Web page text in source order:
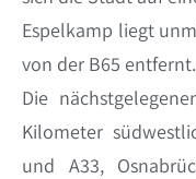
Espelkamp liegt
von der B65 entfernt.
Die
Kilometer
und A33,